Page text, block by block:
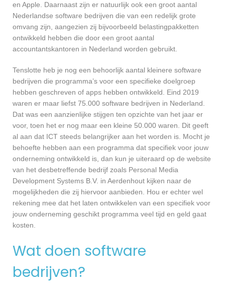
en Apple. Daarnaast zijn er natuurlijk ook een groot aantal
Nederlandse software bedrijven die van een redelijk grote
omvang zijn, aangezien zij bijvoorbeeld belastingpakketten
ontwikkeld hebben die door een groot aantal
accountantskantoren in Nederland worden gebruikt.
Tenslotte heb je nog een behoorlijk aantal kleinere software
bedrijven die programma’s voor een specifieke doelgroep
hebben geschreven of apps hebben ontwikkeld. Eind 2019
waren er maar liefst 75.000 software bedrijven in Nederland.
Dat was een aanzienlijke stijgen ten opzichte van het jaar er
voor, toen het er nog maar een kleine 50.000 waren. Dit geeft
al aan dat ICT steeds belangrijker aan het worden is. Mocht je
behoefte hebben aan een programma dat specifiek voor jouw
onderneming ontwikkeld is, dan kun je uiteraard op de website
van het desbetreffende bedrijf zoals Personal Media
Development Systems B.V. in Aerdenhout kijken naar de
mogelijkheden die zij hiervoor aanbieden. Hou er echter wel
rekening mee dat het laten ontwikkelen van een specifiek voor
jouw onderneming geschikt programma veel tijd en geld gaat
kosten.
Wat doen software
bedrijven?